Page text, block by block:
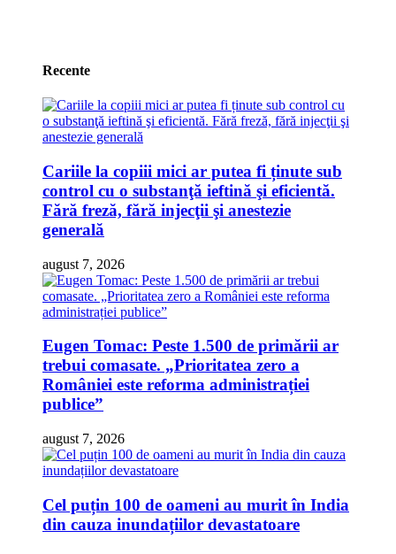
Recente
Cariile la copiii mici ar putea fi ținute sub
control cu o substanţă ieftină şi eficientă.
Fără freză, fără injecţii şi anestezie
generală
august 7, 2026
Eugen Tomac: Peste 1.500 de primării ar
trebui comasate. „Prioritatea zero a
României este reforma administrației
publice”
august 7, 2026
Cel puțin 100 de oameni au murit în India
din cauza inundațiilor devastatoare